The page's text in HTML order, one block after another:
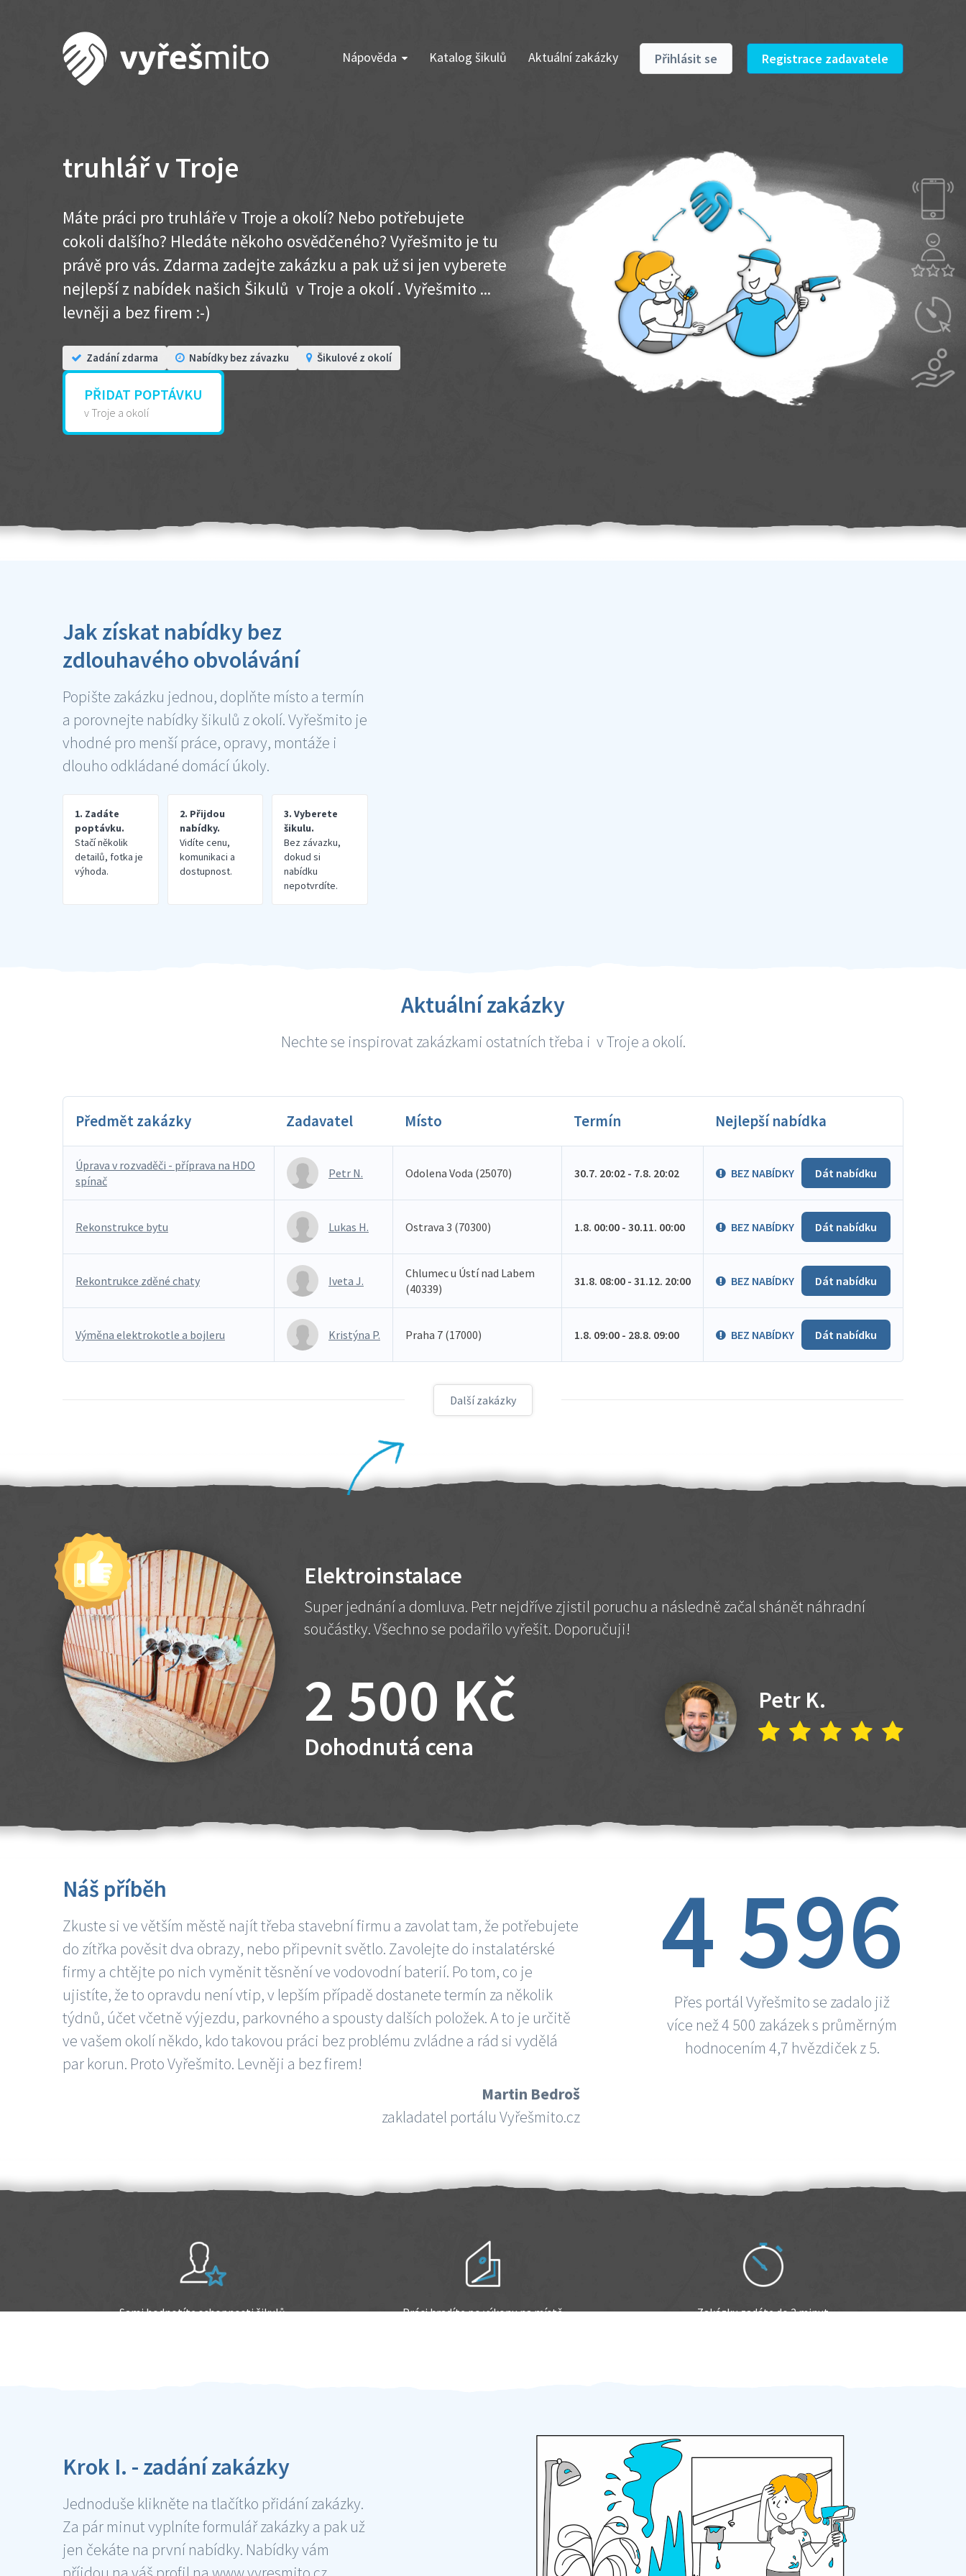
Nápověda Katalog šikulů Aktuální zakázky Přihlásit se Registrace zadavatele
truhlář v Troje
Máte práci pro truhláře v Troje a okolí? Nebo potřebujete
cokoli dalšího? Hledáte někoho osvědčeného? Vyřešmito je tu
právě pro vás. Zdarma zadejte zakázku a pak už si jen vyberete
nejlepší z nabídek našich Šikulů v Troje a okolí . Vyřešmito ...
levněji a bez firem :-)
Zadání zdarma Nabídky bez závazku Šikulové z okolí
PŘIDAT POPTÁVKU
v Troje a okolí
Jak získat nabídky bez
zdlouhavého obvolávání
Popište zakázku jednou, doplňte místo a termín
a porovnejte nabídky šikulů z okolí. Vyřešmito je
vhodné pro menší práce, opravy, montáže i
dlouho odkládané domácí úkoly.
1. Zadáte
poptávku.
Stačí několik
detailů, fotka je
výhoda.
2. Přijdou
nabídky.
Vidíte cenu,
komunikaci a
dostupnost.
3. Vyberete
šikulu.
Bez závazku,
dokud si
nabídku
nepotvrdíte.
Aktuální zakázky
Nechte se inspirovat zakázkami ostatních třeba i v Troje a okolí.
Předmět zakázky Zadavatel Místo Termín Nejlepší nabídka
Úprava v rozvaděči - příprava na HDO
spínač
Petr N. Odolena Voda (25070) 30.7. 20:02 - 7.8. 20:02 BEZ NABÍDKY Dát nabídku
Rekonstrukce bytu Lukas H. Ostrava 3 (70300) 1.8. 00:00 - 30.11. 00:00 BEZ NABÍDKY Dát nabídku
Rekontrukce zděné chaty Iveta J.
Chlumec u Ústí nad Labem
(40339)
31.8. 08:00 - 31.12. 20:00 BEZ NABÍDKY Dát nabídku
Výměna elektrokotle a bojleru Kristýna P. Praha 7 (17000) 1.8. 09:00 - 28.8. 09:00 BEZ NABÍDKY Dát nabídku
Další zakázky
Elektroinstalace
Super jednání a domluva. Petr nejdříve zjistil poruchu a následně začal shánět náhradní
součástky. Všechno se podařilo vyřešit. Doporučuji!
2 500 Kč
Dohodnutá cena
Petr K.
Náš příběh
Zkuste si ve větším městě najít třeba stavební firmu a zavolat tam, že potřebujete
do zítřka pověsit dva obrazy, nebo připevnit světlo. Zavolejte do instalatérské
firmy a chtějte po nich vyměnit těsnění ve vodovodní baterií. Po tom, co je
ujistíte, že to opravdu není vtip, v lepším případě dostanete termín za několik
týdnů, účet včetně výjezdu, parkovného a spousty dalších položek. A to je určitě
ve vašem okolí někdo, kdo takovou práci bez problému zvládne a rád si vydělá
par korun. Proto Vyřešmito. Levněji a bez firem!
Martin Bedroš
zakladatel portálu Vyřešmito.cz
4 596
Přes portál Vyřešmito se zadalo již
více než 4 500 zakázek s průměrným
hodnocením 4,7 hvězdiček z 5.
Sami hodnotíte schopnosti šikulů Práci hradíte po výkonu na místě Zakázku zadáte do 2 minut
Krok I. - zadání zakázky
Jednoduše klikněte na tlačítko přidání zakázky.
Za pár minut vyplníte formulář zakázky a pak už
jen čekáte na první nabídky. Nabídky vám